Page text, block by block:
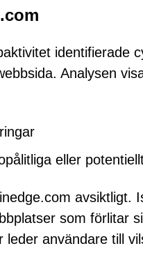
identifierade
Analysen
eller
avsiktligt.
som förlitar
användare till